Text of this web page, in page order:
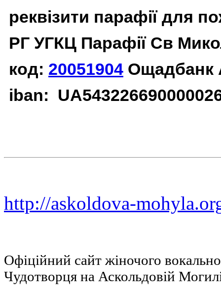
реквізити парафії для
РГ УГКЦ Парафії Св
код: 20051904 Ощадбанк
iban:
http://askoldova-
Офіційний сайт жіночого
Чудотворця на Аскольдовій